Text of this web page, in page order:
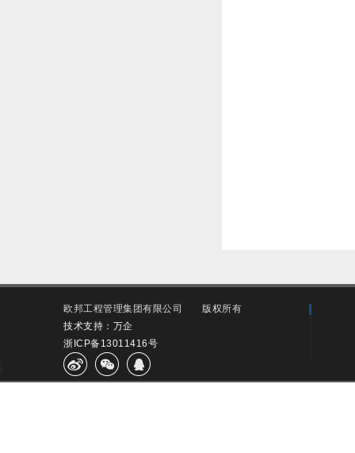
欧邦工程管理集团有限公司
版权所有
技术支持：万企
浙ICP备13011416号